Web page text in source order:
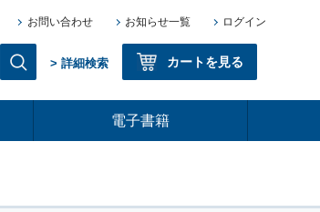
お問い合わせ お知らせ一覧 ログイン
> 詳細検索 カートを見る
電子書籍